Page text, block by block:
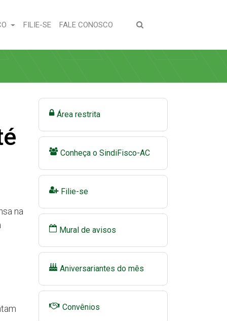
FILIE-SE(CURRENT)
FALE CONOSCO (CURRENT)
na
Área restrita
Conheça o SindiFisco-AC
Filie-se
Mural de avisos
Aniversariantes do mês
Convênios